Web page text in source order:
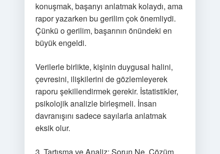
konuşmak, başarıyı anlatmak kolaydı, ama
rapor yazarken bu gerilim çok önemliydi.
Çünkü o gerilim, başarının önündeki en
büyük engeldi.
Verilerle birlikte, kişinin duygusal halini,
çevresini, ilişkilerini de gözlemleyerek
raporu şekillendirmek gerekir. İstatistikler,
psikolojik analizle birleşmeli. İnsan
davranışını sadece sayılarla anlatmak
eksik olur.